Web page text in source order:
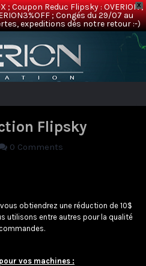
X
; Coupon Reduc Flipsky : OVERION ;
; Congés du 29/07 au
expeditions dès notre retour :-)
Flipsky
0 Comments
obtiendrez une réduction de 10$
utilisons entre autres pour la qualité
vos machines :